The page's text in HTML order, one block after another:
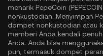
menarik PepeCoin
nonkustodian. Menyimpan
dompet nonkustodian atau
memberi Anda kendali
Anda. Anda bisa
pun, termasuk dompet